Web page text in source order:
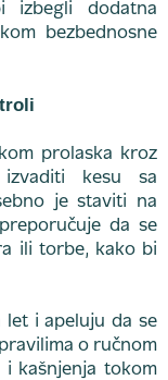
izbegli dodatna
bezbednosne
prolaska kroz
izvaditi kesu sa
je staviti na
da se
ili torbe, kako bi
let i apeluju da se
o ručnom
kašnjenja tokom